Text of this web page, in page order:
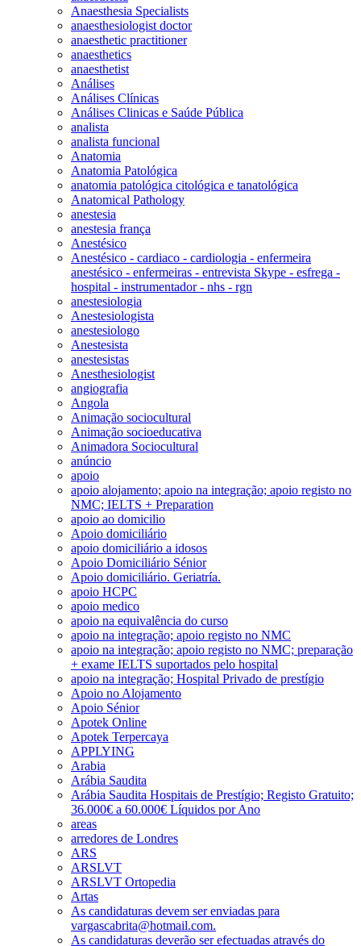
Anaesthesia Specialists
anaesthesiologist doctor
anaesthetic practitioner
anaesthetics
anaesthetist
Análises
Análises Clínicas
Análises Clinicas e Saúde Pública
analista
analista funcional
Anatomia
Anatomia Patológica
anatomia patológica citológica e tanatológica
Anatomical Pathology
anestesia
anestesia frança
Anestésico
Anestésico - cardiaco - cardiologia - enfermeira
anestésico - enfermeiras - entrevista Skype - esfrega -
hospital - instrumentador - nhs - rgn
anestesiologia
Anestesiologista
anestesiologo
Anestesista
anestesistas
Anesthesiologist
angiografia
Angola
Animação sociocultural
Animação socioeducativa
Animadora Sociocultural
anúncio
apoio
apoio alojamento; apoio na integração; apoio registo no
NMC; IELTS + Preparation
apoio ao domicilio
Apoio domiciliário
apoio domiciliário a idosos
Apoio Domiciliário Sénior
Apoio domiciliário. Geriatría.
apoio HCPC
apoio medico
apoio na equivalência do curso
apoio na integração; apoio registo no NMC
apoio na integração; apoio registo no NMC; preparação
+ exame IELTS suportados pelo hospital
apoio na integração; Hospital Privado de prestígio
Apoio no Alojamento
Apoio Sénior
Apotek Online
Apotek Terpercaya
APPLYING
Arabia
Arábia Saudita
Arábia Saudita Hospitais de Prestígio; Registo Gratuito;
36.000€ a 60.000€ Líquidos por Ano
areas
arredores de Londres
ARS
ARSLVT
ARSLVT Ortopedia
Artas
As candidaturas devem ser enviadas para
vargascabrita@hotmail.com.
As candidaturas deverão ser efectuadas através do